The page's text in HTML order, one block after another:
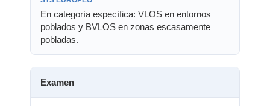
En categoría específica: VLOS en entornos
poblados y BVLOS en zonas escasamente
pobladas.
Examen